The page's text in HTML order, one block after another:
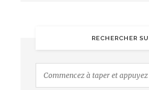
RECHERCHER